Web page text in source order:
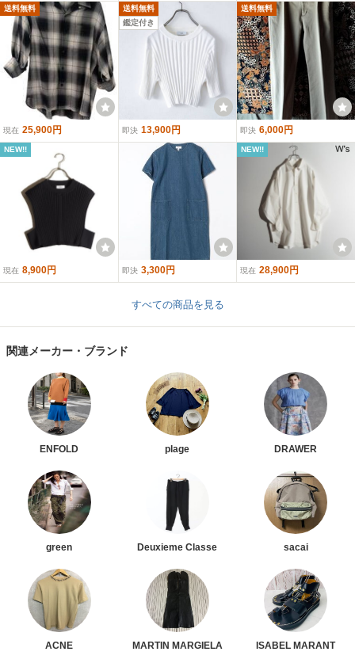
送料無料
現在 25,900円
送料無料
鑑定付き
即決 13,900円
送料無料
即決 6,000円
NEW!!
現在 8,900円 即決 3,300円
NEW!!
現在 28,900円
すべての商品を見る
関連メーカー・ブランド
ENFOLD plage DRAWER
green Deuxieme Classe sacai
ACNE MARTIN MARGIELA ISABEL MARANT